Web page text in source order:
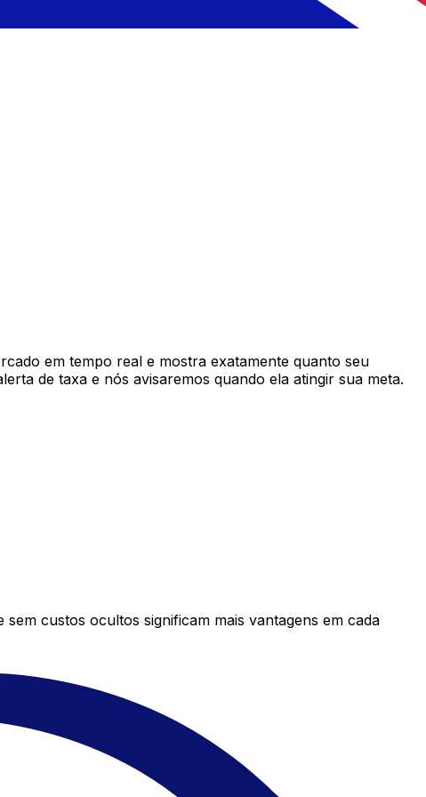
em tempo real e mostra exatamente quanto seu
de taxa e nós avisaremos quando ela atingir sua meta.
custos ocultos significam mais vantagens em cada